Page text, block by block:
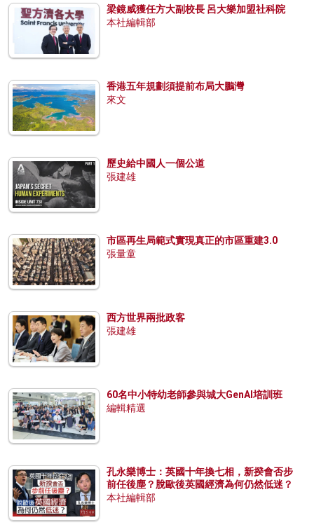
梁鏡威獲任方大副校長 呂大樂加盟社科院
本社編輯部
香港五年規劃須提前布局大鵬灣
來文
歷史給中國人一個公道
張建雄
市區再生局範式實現真正的市區重建3.0
張量童
西方世界兩批政客
張建雄
60名中小特幼老師參與城大GenAI培訓班
編輯精選
孔永樂博士：英國十年換七相，新揆會否步
前任後塵？脫歐後英國經濟為何仍然低迷？
本社編輯部